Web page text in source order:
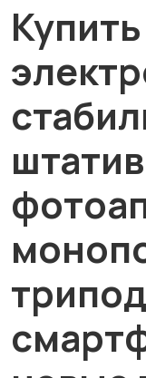
Купить